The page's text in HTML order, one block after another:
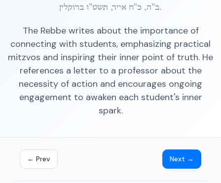
ב"ה, כ"ח אייר, תשט"ו ברוקלין.
The Rebbe writes about the importance of
connecting with students, emphasizing practical
mitzvos and inspiring their inner point of truth. He
references a letter to a professor about the
necessity of action and encourages ongoing
engagement to awaken each student's inner
spark.
← Prev Next →